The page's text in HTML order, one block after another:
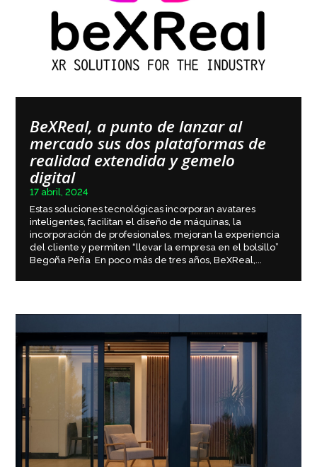
BeXReal, a punto de lanzar al
mercado sus dos plataformas de
realidad extendida y gemelo
digital
17 abril, 2024
Estas soluciones tecnológicas incorporan avatares
inteligentes, facilitan el diseño de máquinas, la
incorporación de profesionales, mejoran la experiencia
del cliente y permiten “llevar la empresa en el bolsillo”
Begoña Peña En poco más de tres años, BeXReal,...